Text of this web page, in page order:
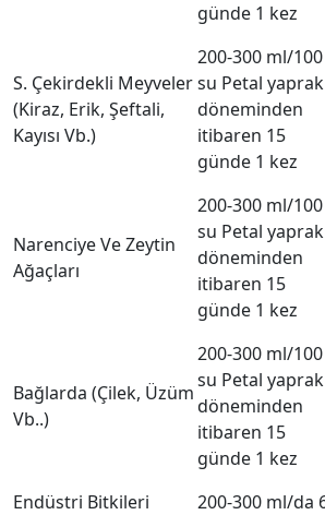
günde 1 kez
S. Çekirdekli Meyveler
(Kiraz, Erik, Şeftali,
Kayısı Vb.)
200-300 ml/
su Petal yaprak
döneminden
itibaren 15
günde 1 kez
Narenciye Ve Zeytin
Ağaçları
200-300 ml/
su Petal yaprak
döneminden
itibaren 15
günde 1 kez
Bağlarda (Çilek, Üzüm
Vb..)
200-300 ml/
su Petal yaprak
döneminden
itibaren 15
günde 1 kez
Endüstri Bitkileri
200-300 ml/da